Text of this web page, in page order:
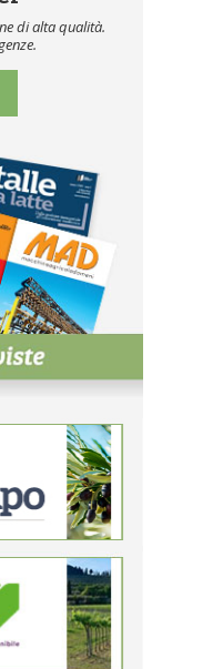
di alta qualità.